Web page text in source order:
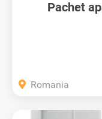
Pachet
Romania